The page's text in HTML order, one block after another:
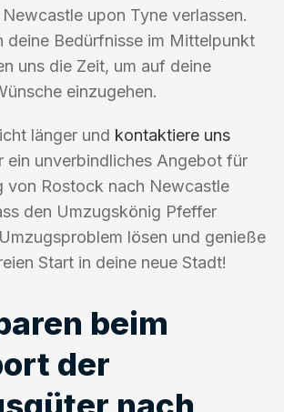
upon Tyne verlassen.
deine Bedürfnisse im Mittelpunkt
uns die Zeit, um auf deine
einzugehen.
länger und kontaktiere uns
ein unverbindliches Angebot für
von Rostock nach Newcastle
den Umzugskönig Pfeffer
lösen und genieße
Start in deine neue Stadt!
beim
der